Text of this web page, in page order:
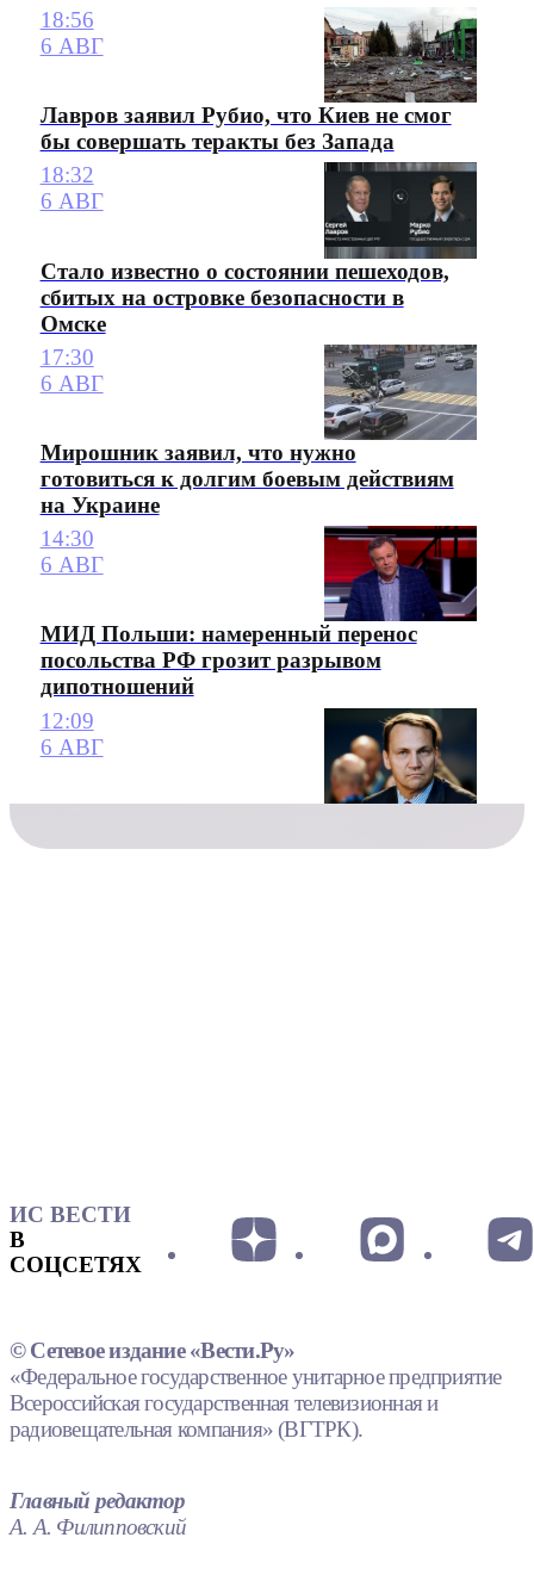
18:56
6 АВГ
Лавров заявил Рубио, что Киев не смог
бы совершать теракты без Запада
18:32
6 АВГ
Стало известно о состоянии пешеходов,
сбитых на островке безопасности в
Омске
17:30
6 АВГ
Мирошник заявил, что нужно
готовиться к долгим боевым действиям
на Украине
14:30
6 АВГ
МИД Польши: намеренный перенос
посольства РФ грозит разрывом
дипотношений
12:09
6 АВГ
ИС ВЕСТИ
В
СОЦСЕТЯХ
© Сетевое издание «Вести.Ру»
«Федеральное государственное унитарное предприятие
Всероссийская государственная телевизионная и
радиовещательная компания» (ВГТРК).
Главный редактор
А. А. Филипповский